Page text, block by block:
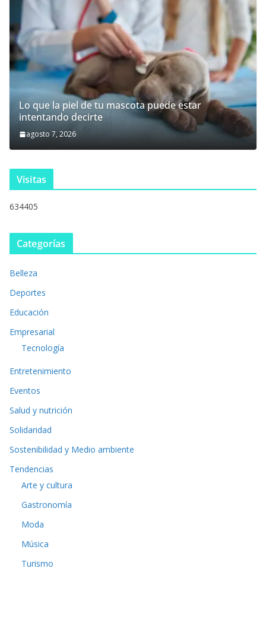
Lo que la piel de tu mascota puede estar
intentando decirte
agosto 7, 2026
Visitas
634405
Categorías
Belleza
Deportes
Educación
Empresarial
Tecnología
Entretenimiento
Eventos
Salud y nutrición
Solidaridad
Sostenibilidad y Medio ambiente
Tendencias
Arte y cultura
Gastronomía
Moda
Música
Turismo